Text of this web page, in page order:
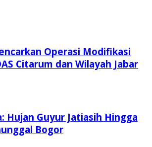
Operasi Modifikasi
Citarum dan Wilayah Jabar
Hujan Guyur Jatiasih Hingga
Bogor